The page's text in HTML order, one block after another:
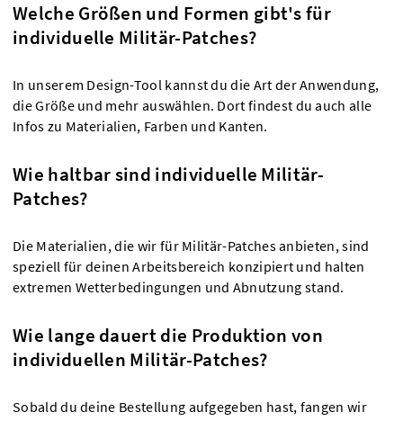
Welche Größen und Formen gibt's für
individuelle Militär-Patches?
In unserem Design-Tool kannst du die Art der Anwendung,
die Größe und mehr auswählen. Dort findest du auch alle
Infos zu Materialien, Farben und Kanten.
Wie haltbar sind individuelle Militär-
Patches?
Die Materialien, die wir für Militär-Patches anbieten, sind
speziell für deinen Arbeitsbereich konzipiert und halten
extremen Wetterbedingungen und Abnutzung stand.
Wie lange dauert die Produktion von
individuellen Militär-Patches?
Sobald du deine Bestellung aufgegeben hast, fangen wir